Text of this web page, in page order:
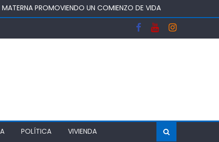
FORTALECERA EL ABASTECIMIENTO DE AGUA
POLÍTICA VIVIENDA